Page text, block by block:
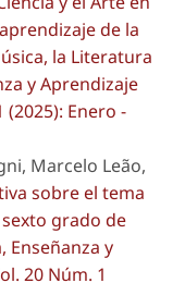
de la
la Literatura
y Aprendizaje
(2025): Enero -
Marcelo Leão,
sobre el tema
grado de
Enseñanza y
20 Núm. 1